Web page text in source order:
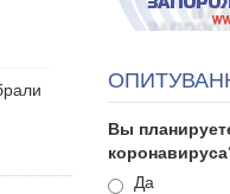
Вы
Варианты
Да